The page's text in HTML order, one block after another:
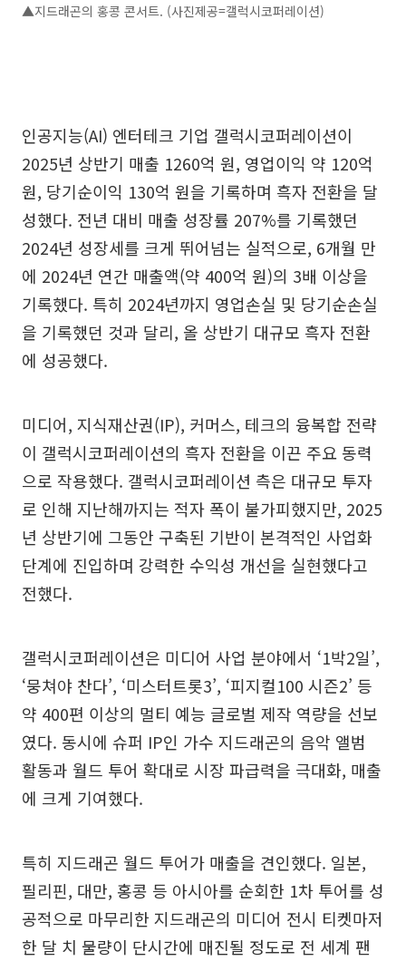
▲지드래곤의 홍콩 콘서트. (사진제공=갤럭시코퍼레이션)
인공지능(AI) 엔터테크 기업 갤럭시코퍼레이션이
2025년 상반기 매출 1260억 원, 영업이익 약 120억
원, 당기순이익 130억 원을 기록하며 흑자 전환을 달
성했다. 전년 대비 매출 성장률 207%를 기록했던
2024년 성장세를 크게 뛰어넘는 실적으로, 6개월 만
에 2024년 연간 매출액(약 400억 원)의 3배 이상을
기록했다. 특히 2024년까지 영업손실 및 당기순손실
을 기록했던 것과 달리, 올 상반기 대규모 흑자 전환
에 성공했다.
미디어, 지식재산권(IP), 커머스, 테크의 융복합 전략
이 갤럭시코퍼레이션의 흑자 전환을 이끈 주요 동력
으로 작용했다. 갤럭시코퍼레이션 측은 대규모 투자
로 인해 지난해까지는 적자 폭이 불가피했지만, 2025
년 상반기에 그동안 구축된 기반이 본격적인 사업화
단계에 진입하며 강력한 수익성 개선을 실현했다고
전했다.
갤럭시코퍼레이션은 미디어 사업 분야에서 ‘1박2일’,
‘뭉쳐야 찬다’, ‘미스터트롯3’, ‘피지컬100 시즌2’ 등
약 400편 이상의 멀티 예능 글로벌 제작 역량을 선보
였다. 동시에 슈퍼 IP인 가수 지드래곤의 음악 앨범
활동과 월드 투어 확대로 시장 파급력을 극대화, 매출
에 크게 기여했다.
특히 지드래곤 월드 투어가 매출을 견인했다. 일본,
필리핀, 대만, 홍콩 등 아시아를 순회한 1차 투어를 성
공적으로 마무리한 지드래곤의 미디어 전시 티켓마저
한 달 치 물량이 단시간에 매진될 정도로 전 세계 팬